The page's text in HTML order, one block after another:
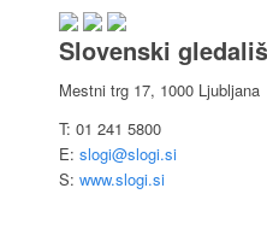
Slovenski
Mestni trg 17, 1000 Ljubljana
T: 01 241 5800
E: slogi@slogi.si
S: www.slogi.si